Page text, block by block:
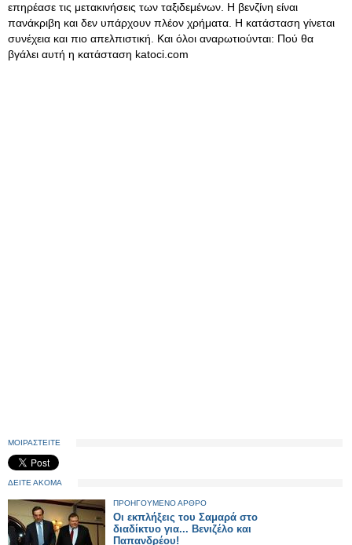
επηρέασε τις μετακινήσεις των ταξιδεμένων. Η βενζίνη είναι
πανάκριβη και δεν υπάρχουν πλέον χρήματα. Η κατάσταση γίνεται
συνέχεια και πιο απελπιστική. Kαι όλοι αναρωτιούνται: Πού θα
βγάλει αυτή η κατάσταση katoci.com
ΜΟΙΡΑΣΤΕΙΤΕ
ΔΕΙΤΕ ΑΚΟΜΑ
ΠΡΟΗΓΟΥΜΕΝΟ ΑΡΘΡΟ
Οι εκπλήξεις του Σαμαρά στο
διαδίκτυο για... Βενιζέλο και
Παπανδρέου!